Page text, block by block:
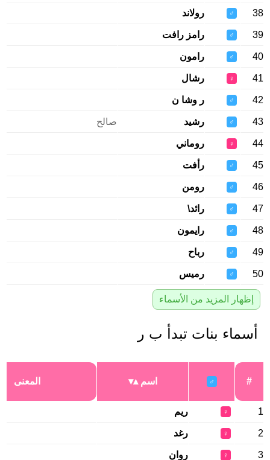
38
♂ رولاند
39
♂ رامز رافت
40
♂ رامون
41
♀ رشال
42
♂ ر وشا ن
43
♂ رشيد صالح
44
♀ روماني
45
♂ رأفت
46
♂ رومن
47
♂ رائد\
48
♂ رايمون
49
♂ رباح
50
♂ رميس
إظهار المزيد من الأسماء
أسماء بنات تبدأ ب ر
#
♂ اسم المعنى
1
♀ ريم
2
♀ رغد
3
♀ روان